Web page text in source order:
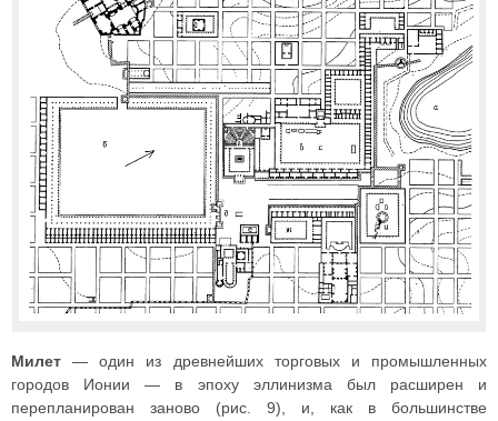
Милет — один из древнейших торговых и промышленных
городов Ионии — в эпоху эллинизма был расширен и
перепланирован заново (рис. 9), и, как в большинстве